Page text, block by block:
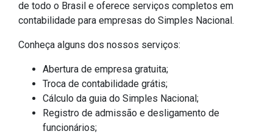
de todo o Brasil e oferece serviços completos em
contabilidade para empresas do Simples Nacional.
Conheça alguns dos nossos serviços:
Abertura de empresa gratuita;
Troca de contabilidade grátis;
Cálculo da guia do Simples Nacional;
Registro de admissão e desligamento de
funcionários;